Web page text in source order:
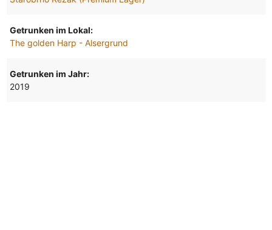
Getrunken im Lokal:
The golden Harp - Alsergrund
Getrunken im Jahr:
2019